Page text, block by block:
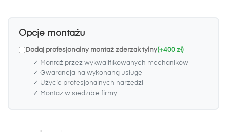
Opcje montażu
Dodaj profesjonalny montaż zderzak tylny(+400 zł)
✓ Montaż przez wykwalifikowanych mechaników
✓ Gwarancja na wykonaną usługę
✓ Użycie profesjonalnych narzędzi
✓ Montaż w siedzibie firmy